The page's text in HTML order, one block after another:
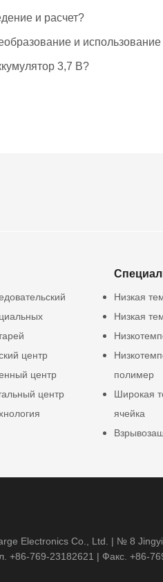
и расчет?
и использование
3,7 В?
центр
центр
центр
Низкая
Низкая
полимер
Широкая
ячейка
Electronics Co., Ltd. | № 8 Jingyi
+86-769-23182621 | Факс. +86-